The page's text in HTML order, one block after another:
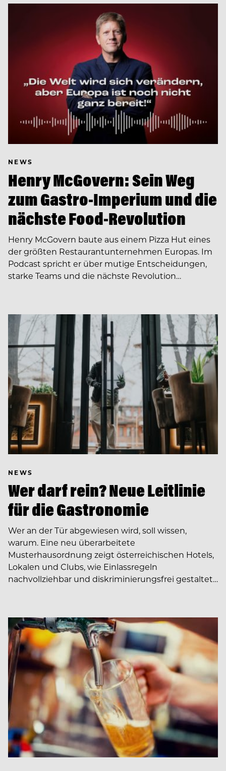
NEWS
Henry McGovern: Sein Weg
zum Gastro-Imperium und die
nächste Food-Revolution
Henry McGovern baute aus einem Pizza Hut eines
der größten Restaurantunternehmen Europas. Im
Podcast spricht er über mutige Entscheidungen,
starke Teams und die nächste Revolution…
NEWS
Wer darf rein? Neue Leitlinie
für die Gastronomie
Wer an der Tür abgewiesen wird, soll wissen,
warum. Eine neu überarbeitete
Musterhausordnung zeigt österreichischen Hotels,
Lokalen und Clubs, wie Einlassregeln
nachvollziehbar und diskriminierungsfrei gestaltet…